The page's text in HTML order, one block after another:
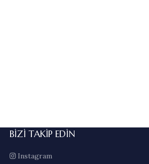
BIZI TAKIP EDIN
Instagram